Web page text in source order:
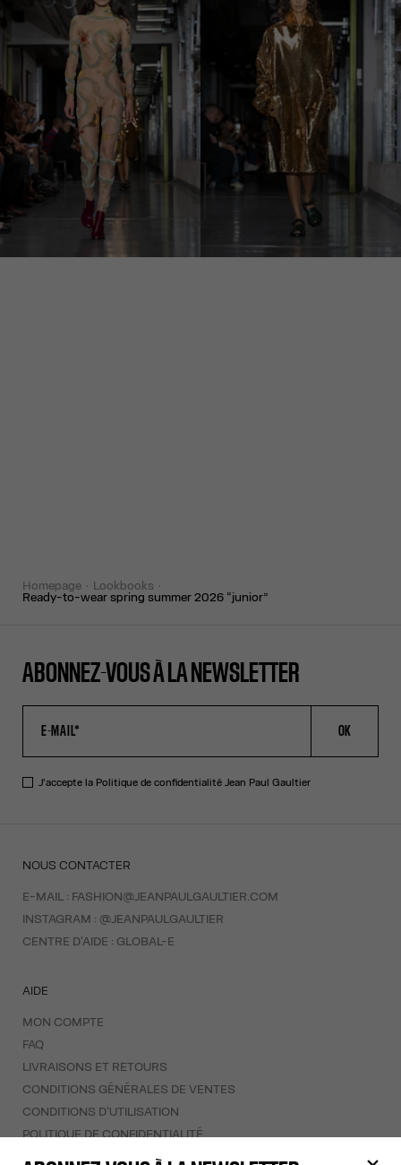
homepage
lookbooks
ready-to-wear spring summer 2026 “junior”
ABONNEZ-VOUS À LA NEWSLETTER
OK
J'accepte la Politique de confidentialitéJean Paul Gaultier
NOUS CONTACTER
E-MAIL : FASHION@JEANPAULGAULTIER.COM
INSTAGRAM : @JEANPAULGAULTIER
CENTRE D'AIDE : GLOBAL-E
AIDE
MON COMPTE
FAQ
LIVRAISONS ET RETOURS
CONDITIONS GÉNÉRALES DE VENTES
CONDITIONS D'UTILISATION
POLITIQUE DE CONFIDENTIALITÉ
FORMULAIRE DE RÉTRACTATION